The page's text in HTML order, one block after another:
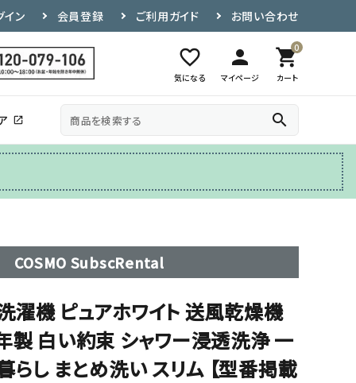
イン 会員登録 ご利用ガイド お問い合わせ
favorite_border
気になる
person
マイページ
0
shopping_cart
カート
その他
テレビ台
open_in_new search
COSMO SubscRental
機 ピュアホワイト 送風乾燥機
製 白い約束 シャワー浸透洗浄 一
らし まとめ洗い スリム 【型番掲載